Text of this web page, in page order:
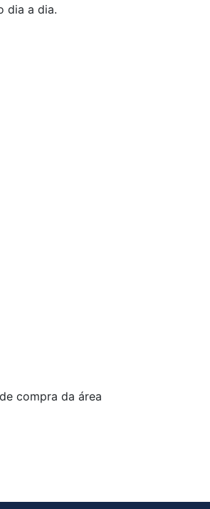
dia a dia.
compra da área